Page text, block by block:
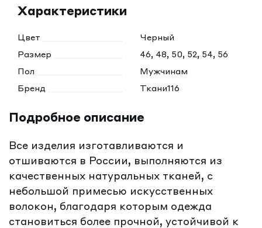
Характеристики
Цвет
Черный
Размер
46, 48, 50, 52, 54, 56
Пол
Мужчинам
Бренд
Ткани116
Подробное описание
Все изделия изготавливаются и
отшиваются в России, выполняются из
качественных натуральных тканей, с
небольшой примесью искусственных
волокон, благодаря которым одежда
становиться более прочной, устойчивой к